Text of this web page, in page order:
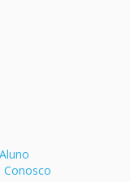
Conosco